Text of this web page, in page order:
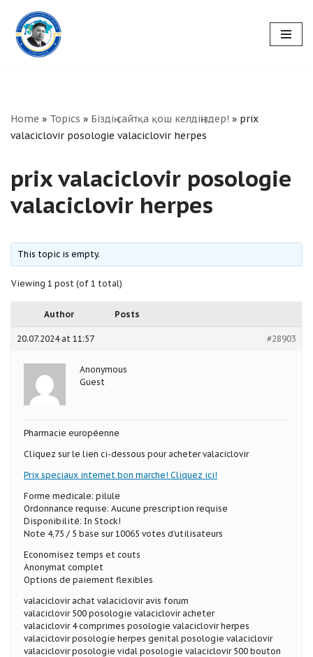
Skip
to
Home » Topics » Біздің сайтқа қош келдіңіздер! » prix
valaciclovir posologie valaciclovir herpes
prix valaciclovir posologie
valaciclovir herpes
This topic is empty.
Viewing 1 post (of 1 total)
Author Posts
20.07.2024 at 11:57 #28903
Anonymous
Guest
Pharmacie européenne
Cliquez sur le lien ci-dessous pour acheter valaciclovir
Prix speciaux internet bon marche! Cliquez ici!
Forme medicale: pilule
Ordonnance requise: Aucune prescription requise
Disponibilité: In Stock!
Note 4,75 / 5 base sur 10065 votes d’utilisateurs
Economisez temps et couts
Anonymat complet
Options de paiement flexibles
valaciclovir achat valaciclovir avis forum
valaciclovir 500 posologie valaciclovir acheter
valaciclovir 4 comprimes posologie valaciclovir herpes
valaciclovir posologie herpes genital posologie valaciclovir
valaciclovir posologie vidal posologie valaciclovir 500 bouton